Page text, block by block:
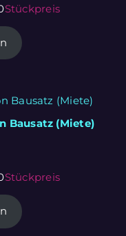
Stückpreis
Bausatz (Miete)
Stückpreis